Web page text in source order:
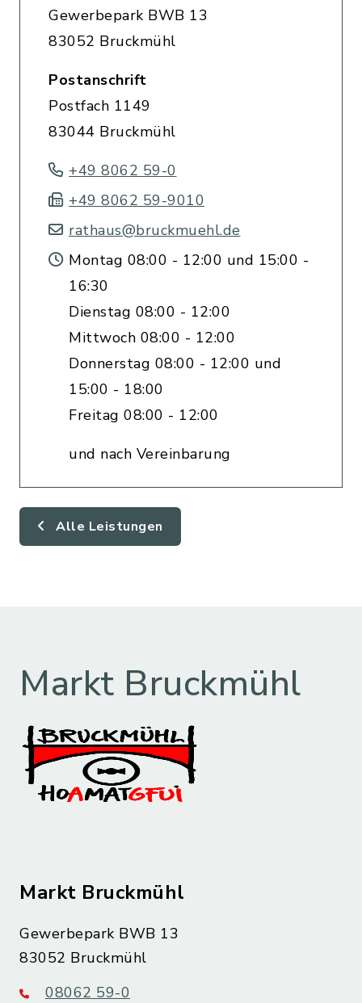
Gewerbepark BWB 13
83052 Bruckmühl
Postanschrift
Postfach 1149
83044 Bruckmühl
+49 8062 59-0
+49 8062 59-9010
rathaus@bruckmuehl.de
Montag 08:00 - 12:00 und 15:00 -
16:30
Dienstag 08:00 - 12:00
Mittwoch 08:00 - 12:00
Donnerstag 08:00 - 12:00 und
15:00 - 18:00
Freitag 08:00 - 12:00
und nach Vereinbarung
Alle Leistungen
Markt Bruckmühl
Markt Bruckmühl
Gewerbepark BWB 13
83052 Bruckmühl
08062 59-0